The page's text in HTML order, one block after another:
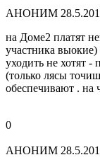
АНОНИМ
на Доме2 платят
участника выокие)
уходить не хотят -
(только лясы
обеспечивают . на
0
АНОНИМ